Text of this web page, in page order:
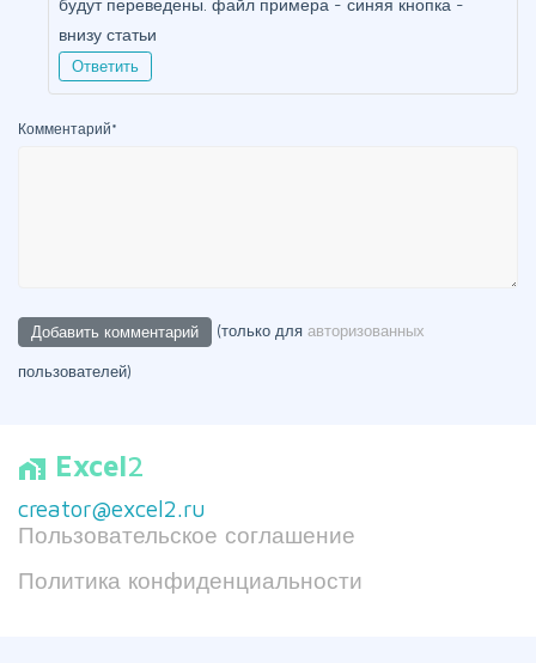
будут переведены. файл примера - синяя кнопка -
внизу статьи
Ответить
Комментарий*
(только для авторизованных
пользователей)
home_work Excel2
creator@excel2.ru
Пользовательское соглашение
Политика конфиденциальности